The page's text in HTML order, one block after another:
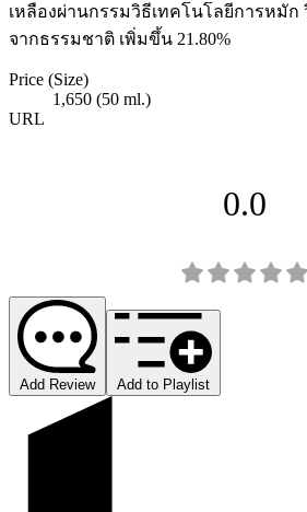
เหลืองผ่านกรรมวิธีเทคโนโลยีการหมั
จากธรรมชาติ เพิ่มขึ้น 21.80%
Price (Size)
1,650 (50 ml.)
URL
0.0
Add Review Add to Playlist